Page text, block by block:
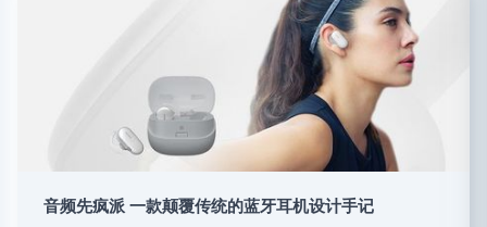
音频先疯派 一款颠覆传统的蓝牙耳机设计手记